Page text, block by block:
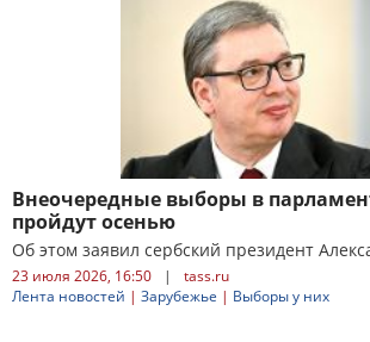
Внеочередные выборы в
пройдут осенью
Об этом заявил сербский президент
23 июля 2026, 16:50 |
tass.ru
Лента новостей | Зарубежье | Выборы у них